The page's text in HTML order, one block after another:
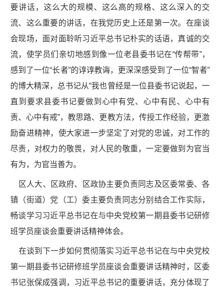
要讲话，这么大的规模、这么高的规格、这么深入的交
流、这么重要的讲话，在我党历史上还是第一次。在座谈
会现场，面对面聆听习近平总书记朴实的话语，真诚的交
流，使学员们亲切地感到像一位老县委书记在“传帮带”，
感到了一位“长者”的谆谆教诲，更深深感受到了一位“智者”
的博大精深，总书记从“我也曾经是一位县委书记说起，一
直到要求县委书记要做到心中有党、心中有民、心中有
责、心中有戒”，教思路、更教方法，传授工作经验，更激
励奋进精神，使大家进一步坚定了对党的忠诚，对工作的
尽责，对权力的敬畏，对人民的敬重，一定要做到为官当
有为，为官当善为。
区人大、区政府、区政协主要负责同志及区委常委、各
镇（街道）党（工）委主要负责同志分别结合工作实际，
畅谈学习习近平总书记在与中央党校第一期县委书记研修
班学员座谈会重要讲话精神体会。
在谈到下一步如何贯彻落实习近平总书记在与中央党校
第一期县委书记研修班学员座谈会重要讲话精神时，区委
书记张保成强调，习近平总书记的重要讲话，充分体现了